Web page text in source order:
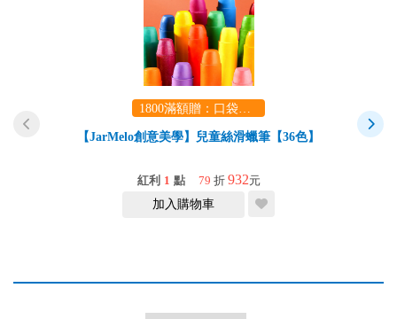
1800滿額贈：口袋玩具一份（隨機出貨） (summer read)
【JarMelo創意美學】兒童絲滑蠟筆【36色】
紅利 1 點 79 折 932元
加入購物車